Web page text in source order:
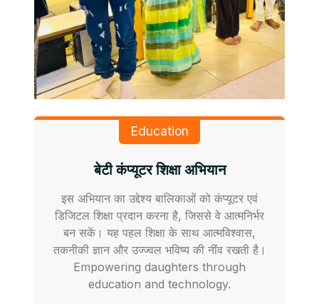
Education
बेटी कंप्यूटर शिक्षा अभियान
इस अभियान का उद्देश्य बालिकाओं को कंप्यूटर एवं
डिजिटल शिक्षा प्रदान करना है, जिससे वे आत्मनिर्भर
बन सकें। यह पहल शिक्षा के साथ आत्मविश्वास,
तकनीकी ज्ञान और उज्ज्वल भविष्य की नींव रखती है।
Empowering daughters through
education and technology.